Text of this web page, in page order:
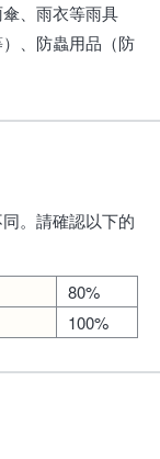
、雨衣等雨具
、防蟲用品（防
。請確認以下的
80%
100%